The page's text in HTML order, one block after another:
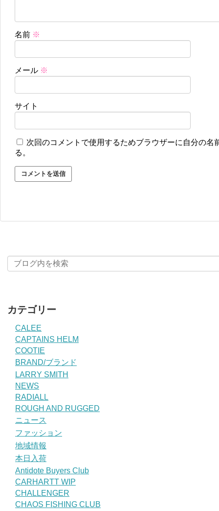
名前 ※
メール ※
サイト
次回のコメントで使用するためブラウザーに自分の名
る。
カテゴリー
CALEE
CAPTAINS HELM
COOTIE
BRAND/ブランド
LARRY SMITH
NEWS
RADIALL
ROUGH AND RUGGED
ニュース
ファッション
地域情報
本日入荷
Antidote Buyers Club
CARHARTT WIP
CHALLENGER
CHAOS FISHING CLUB